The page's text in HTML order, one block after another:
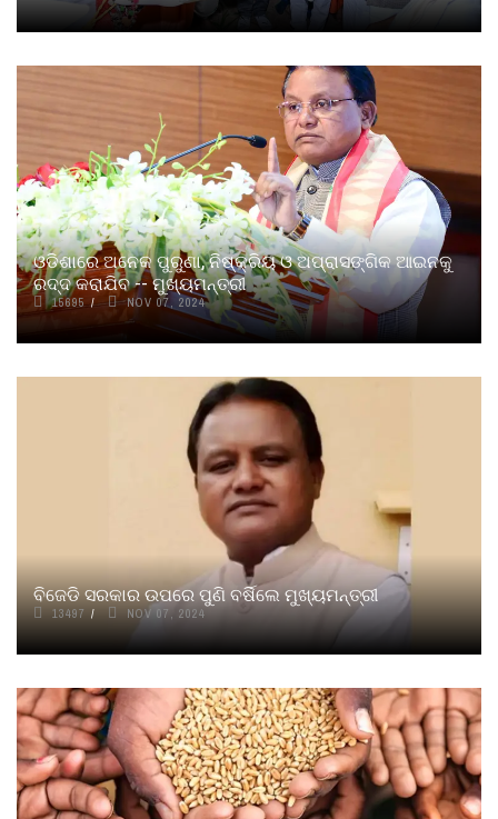
ଓଡିଶାରେ ଅନେକ ପୁରୁଣା, ନିଷ୍କ୍ରିୟ ଓ ଅପ୍ରାସଙ୍ଗିକ ଆଇନକୁ
ରଦ୍ଦ କରାଯିବ -- ମୁଖ୍ୟମନ୍ତ୍ରୀ
15695 NOV 07, 2024
ବିଜେଡି ସରକାର ଉପରେ ପୁଣି ବର୍ଷିଲେ ମୁଖ୍ୟମନ୍ତ୍ରୀ
13497 NOV 07, 2024